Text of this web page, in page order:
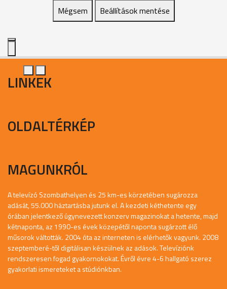
Mégsem Beállítások mentése
LINKEK
OLDALTÉRKÉP
MAGUNKRÓL
A televízó Szombathelyen és 25 km-es körzetében sugározza
adását, 55.000 háztartásba jutunk el. A kezdeti kéthetente egy
órában jelentkező úgynevezett konzerv magazinokat a hetente, majd
kétnaponta, az 1990-es évek közepétől naponta sugárzott élő
műsorok váltották. 2004 óta az interneten is elérhetők vagyunk. 2008
szeptemberé-től digitálisan készülnek az adások. Televíziónk
rendszeresen fogad gyakornokokat. Évről évre 4-6 hallgató szerez
gyakorlati ismereteket a stúdiónkban.